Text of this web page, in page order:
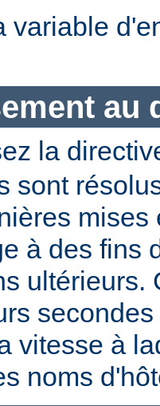
variable
au
la
sont
mises
à des fins
ultérieurs.
vitesse à
noms